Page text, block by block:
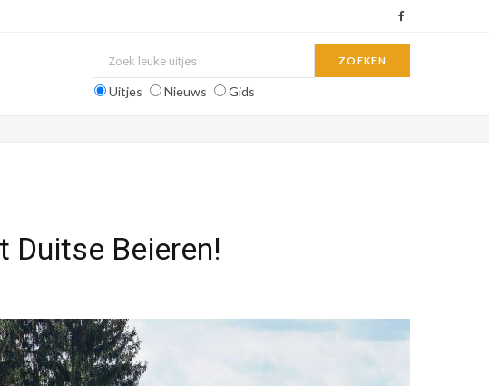
c
Uitjes Nieuws Gids
Beieren!